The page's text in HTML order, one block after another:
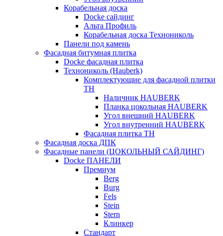
Корабельная доска
Docke сайдинг
Альта Профиль
Корабельная доска Технониколь
Панели под камень
Фасадная битумная плитка
Docke фасадная плитка
Технониколь (Hauberk)
Комплектующие для фасадной плитки
ТН
Наличник HAUBERK
Планка цокольная HAUBERK
Угол внешний HAUBERK
Угол внутренний HAUBERK
Фасадная плитка ТН
Фасадная доска ДПК
Фасадные панели (ЦОКОЛЬНЫЙ САЙДИНГ)
Docke ПАНЕЛИ
Премиум
Berg
Burg
Fels
Stein
Stern
Клинкер
Стандарт